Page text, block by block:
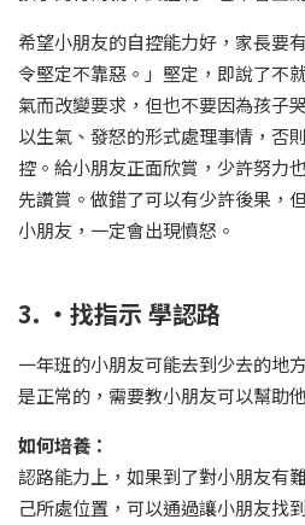
希望小朋友的自控能力好，家長要
令堅定不靠惡。」堅定，即說了不
氣而改變要求，但也不要因為孩子
以生氣、發怒的形式處理事情，否
控。給小朋友正面欣賞，少許努力
先讚賞。做錯了可以有少許後果，
小朋友，一定會出現憤怒。
3. ‧找指示 學認路
一年班的小朋友可能去到少去的地
是正常的，需要教小朋友可以幫助
如何培養：
認路能力上，如果到了對小朋友有
己所處位置，可以通過讓小朋友找